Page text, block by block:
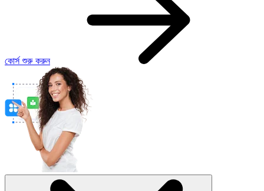
কোর্স শুরু করুন